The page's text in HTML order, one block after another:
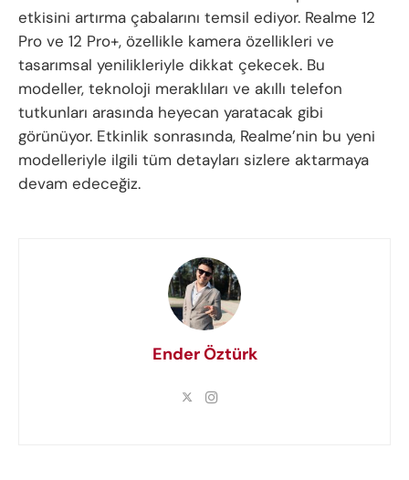
etkisini artırma çabalarını temsil ediyor. Realme 12
Pro ve 12 Pro+, özellikle kamera özellikleri ve
tasarımsal yenilikleriyle dikkat çekecek. Bu
modeller, teknoloji meraklıları ve akıllı telefon
tutkunları arasında heyecan yaratacak gibi
görünüyor. Etkinlik sonrasında, Realme’nin bu yeni
modelleriyle ilgili tüm detayları sizlere aktarmaya
devam edeceğiz.
Ender Öztürk